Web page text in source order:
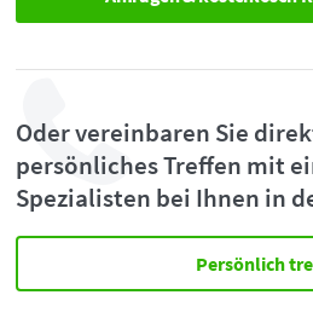
Oder vereinbaren Sie
persönliches Treffen mit
Spezialisten bei Ihnen in
Persönlich